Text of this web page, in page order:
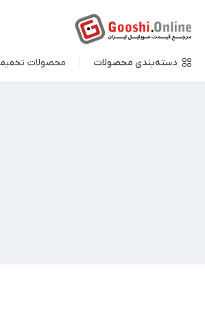
دسته‌بندی محصولات محصولات